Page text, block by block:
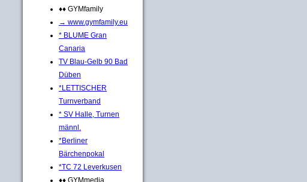
♦♦ GYMfamily
→ www.gymfamily.eu
* BLUME Gran
Canaria
TV Blau-Gelb 90 Bad
Düben
*LETTISCHER
Turnverband
* SV Halle, Turnen
männl.
*Berliner
Bärchenpokal
*TC 72 Leverkusen
♦♦ GYMmedia